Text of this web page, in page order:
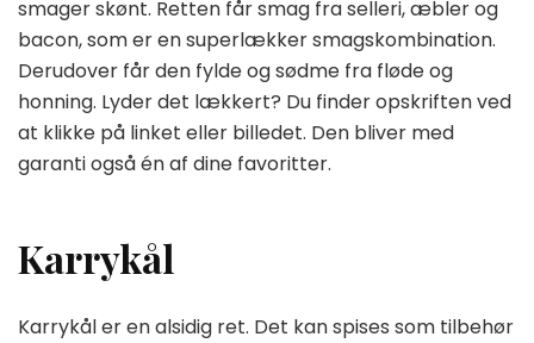
smager skønt. Retten får smag fra selleri, æbler og
bacon, som er en superlækker smagskombination.
Derudover får den fylde og sødme fra fløde og
honning. Lyder det lækkert? Du finder opskriften ved
at klikke på linket eller billedet. Den bliver med
garanti også én af dine favoritter.
Karrykål
Karrykål er en alsidig ret. Det kan spises som tilbehør